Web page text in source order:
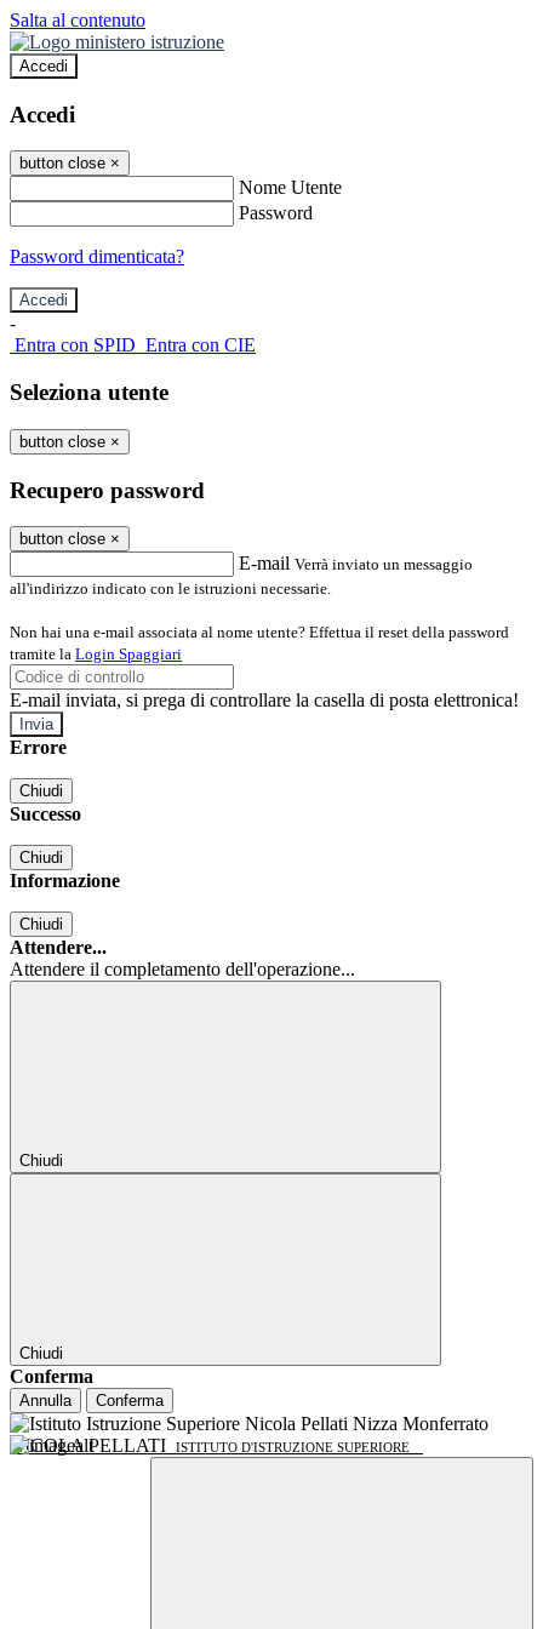
Salta al contenuto
Accedi
Accedi
button close ×
Nome Utente
Password
Password dimenticata?
-
Entra con SPID Entra con CIE
Seleziona utente
button close ×
Recupero password
button close ×
E-mail Verrà inviato un messaggio
all'indirizzo indicato con le istruzioni necessarie.
Non hai una e-mail associata al nome utente? Effettua il reset della password
tramite la Login Spaggiari
E-mail inviata, si prega di controllare la casella di posta elettronica!
Errore
Chiudi
Successo
Chiudi
Informazione
Chiudi
Attendere...
Attendere il completamento dell'operazione...
Chiudi
Chiudi
Conferma
Annulla Conferma
NICOLA PELLATI ISTITUTO D'ISTRUZIONE SUPERIORE